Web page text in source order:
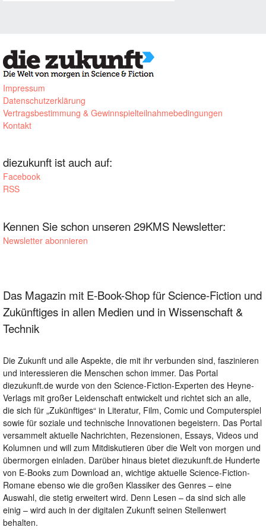
Impressum
Datenschutzerklärung
Vertragsbestimmung & Gewinnspielteilnahmebedingungen
Kontakt
diezukunft ist auch auf:
Facebook
RSS
Kennen Sie schon unseren 29KMS Newsletter:
Newsletter abonnieren
Das Magazin mit E-Book-Shop für Science-Fiction und
Zukünftiges in allen Medien und in Wissenschaft &
Technik
Die Zukunft und alle Aspekte, die mit ihr verbunden sind, faszinieren
und interessieren die Menschen schon immer. Das Portal
diezukunft.de wurde von den Science-Fiction-Experten des Heyne-
Verlags mit großer Leidenschaft entwickelt und richtet sich an alle,
die sich für „Zukünftiges“ in Literatur, Film, Comic und Computerspiel
sowie für soziale und technische Innovationen begeistern. Das Portal
versammelt aktuelle Nachrichten, Rezensionen, Essays, Videos und
Kolumnen und will zum Mitdiskutieren über die Welt von morgen und
übermorgen einladen. Darüber hinaus bietet diezukunft.de Hunderte
von E-Books zum Download an, wichtige aktuelle Science-Fiction-
Romane ebenso wie die großen Klassiker des Genres – eine
Auswahl, die stetig erweitert wird. Denn Lesen – da sind sich alle
einig – wird auch in der digitalen Zukunft seinen Stellenwert
behalten.